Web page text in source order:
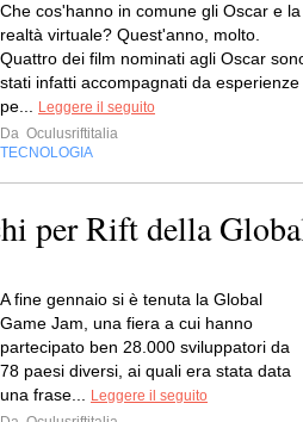
Che cos'hanno in comune gli Oscar e la
realtà virtuale? Quest'anno, molto.
Quattro dei film nominati agli Oscar
stati infatti accompagnati da esperienze
pe... Leggere il seguito
Da Oculusriftitalia
TECNOLOGIA
per Rift della
A fine gennaio si è tenuta la Global
Game Jam, una fiera a cui hanno
partecipato ben 28.000 sviluppatori da
78 paesi diversi, ai quali era stata data
una frase... Leggere il seguito